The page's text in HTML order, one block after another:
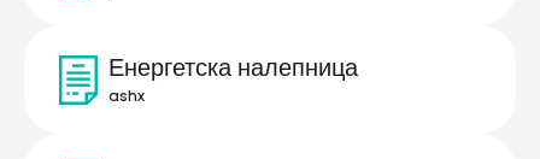
Енергетска налепница
ashx